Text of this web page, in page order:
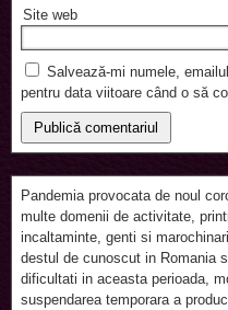
Site web
Salvează-mi numele,
pentru data viitoare când o să
Pandemia provocata de noul
multe domenii de activitate,
incaltaminte, genti si
destul de cunoscut in Romania
dificultati in aceasta perioada,
suspendarea temporara a